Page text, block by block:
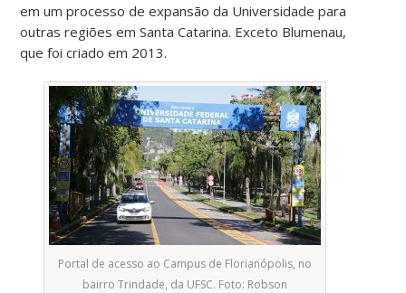
em um processo de expansão da Universidade para
outras regiões em Santa Catarina. Exceto Blumenau,
que foi criado em 2013.
Portal de acesso ao Campus de Florianópolis, no
bairro Trindade, da UFSC. Foto: Robson